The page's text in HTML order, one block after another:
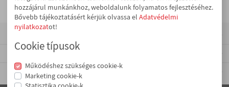
FÉRFI
GYEREK
KAPCSOLAT
hozzájárul munkánkhoz, weboldalunk folyamatos fejlesztéséhez.
Bővebb tájékoztatásért kérjük olvassa el Adatvédelmi
nyilatkozatot!
Cookie típusok
Működéshez szükséges cookie-k
Marketing cookie-k